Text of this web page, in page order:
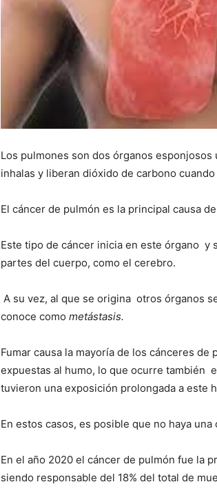
Los pulmones son dos órganos
inhalas y liberan dióxido de carbono cuando
El cáncer de pulmón es la principal causa
Este tipo de cáncer inicia en este órgano y
partes del cuerpo, como el cerebro.
A su vez, al que se origina otros órganos
conoce como metástasis.
Fumar causa la mayoría de los cánceres
expuestas al humo, lo que ocurre también
tuvieron una exposición prolongada a este
En estos casos, es posible que no haya
En el año 2020 el cáncer de pulmón fue la
siendo responsable del 18% del total de